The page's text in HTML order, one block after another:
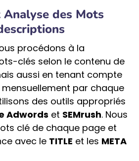
Analyse des Mots
procédons à la
clés selon le contenu de
aussi en tenant compte
par chaque
des outils appropriés
Adwords et SEMrush. Nous
clé de chaque page et
avec le TITLE et les META